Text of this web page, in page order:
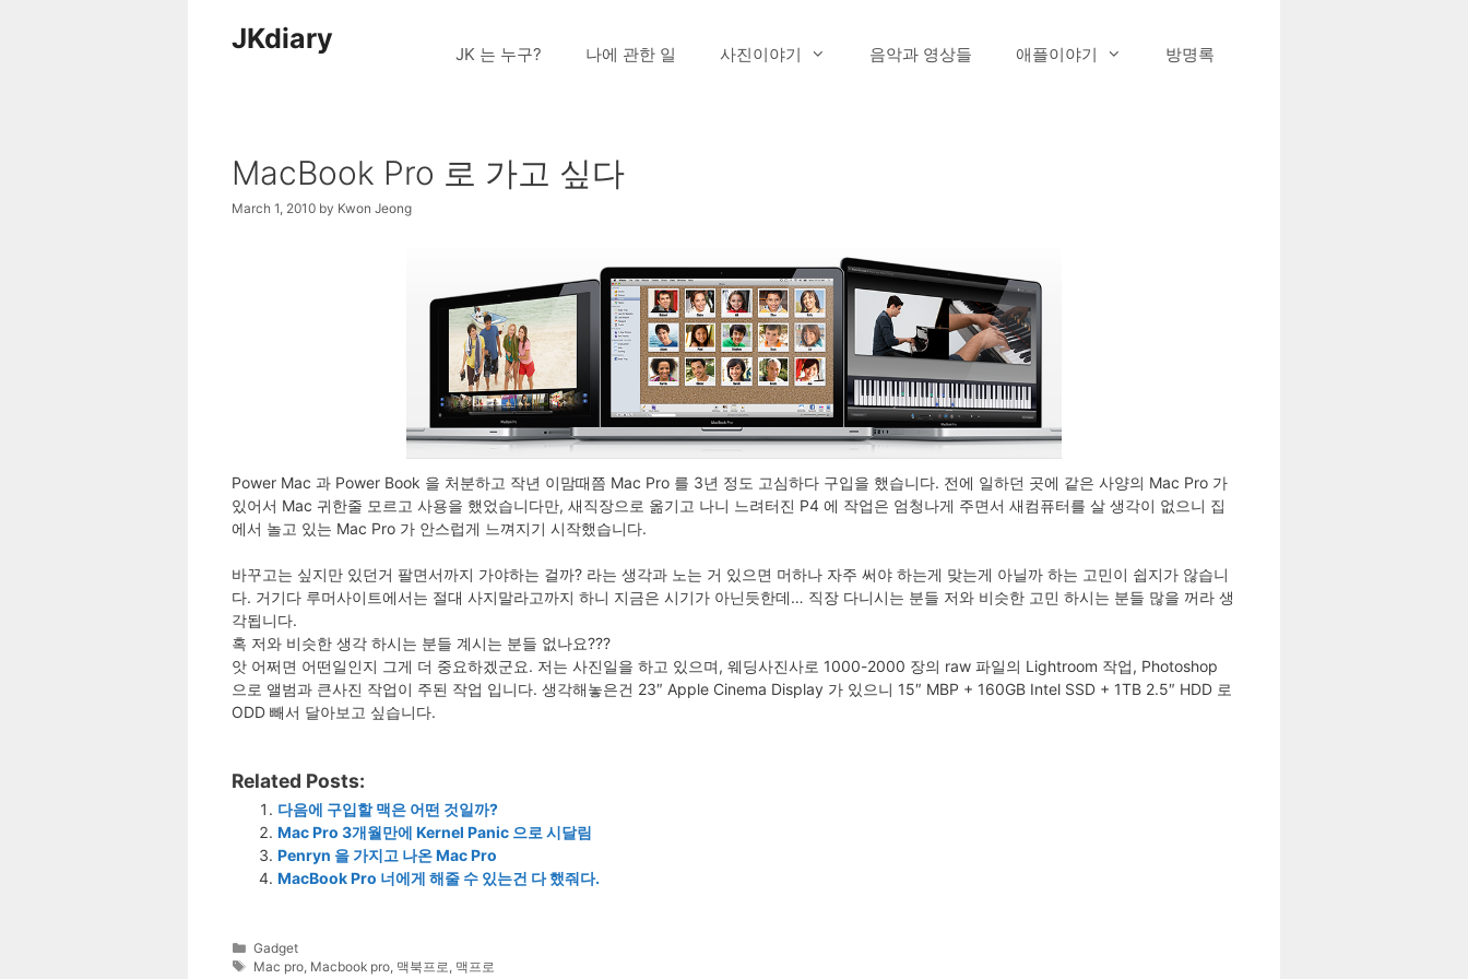
JKdiary JK 는 누구? 나에 관한 일 사진이야기 음악과 영상들 애플이야기 방명록
MacBook Pro 로 가고 싶다
March 1, 2010 by Kwon Jeong
Power Mac 과 Power Book 을 처분하고 작년 이맘때쯤 Mac Pro 를 3년 정도 고심하다 구입을 했습니다. 전에 일하던 곳에 같은 사양의 Mac Pro 가
있어서 Mac 귀한줄 모르고 사용을 했었습니다만, 새직장으로 옮기고 나니 느려터진 P4 에 작업은 엄청나게 주면서 새컴퓨터를 살 생각이 없으니 집
에서 놀고 있는 Mac Pro 가 안스럽게 느껴지기 시작했습니다.
바꾸고는 싶지만 있던거 팔면서까지 가야하는 걸까? 라는 생각과 노는 거 있으면 머하나 자주 써야 하는게 맞는게 아닐까 하는 고민이 쉽지가 않습니
다. 거기다 루머사이트에서는 절대 사지말라고까지 하니 지금은 시기가 아닌듯한데… 직장 다니시는 분들 저와 비슷한 고민 하시는 분들 많을 꺼라 생
각됩니다.
혹 저와 비슷한 생각 하시는 분들 계시는 분들 없나요???
앗 어쩌면 어떤일인지 그게 더 중요하겠군요. 저는 사진일을 하고 있으며, 웨딩사진사로 1000-2000 장의 raw 파일의 Lightroom 작업, Photoshop
으로 앨범과 큰사진 작업이 주된 작업 입니다. 생각해놓은건 23″ Apple Cinema Display 가 있으니 15″ MBP + 160GB Intel SSD + 1TB 2.5″ HDD 로
ODD 빼서 달아보고 싶습니다.
Related Posts:
다음에 구입할 맥은 어떤 것일까?
Mac Pro 3개월만에 Kernel Panic 으로 시달림
Penryn 을 가지고 나온 Mac Pro
MacBook Pro 너에게 해줄 수 있는건 다 했줘다.
Categories
Gadget
Tags
Mac pro Macbook pro 맥북프로 맥프로